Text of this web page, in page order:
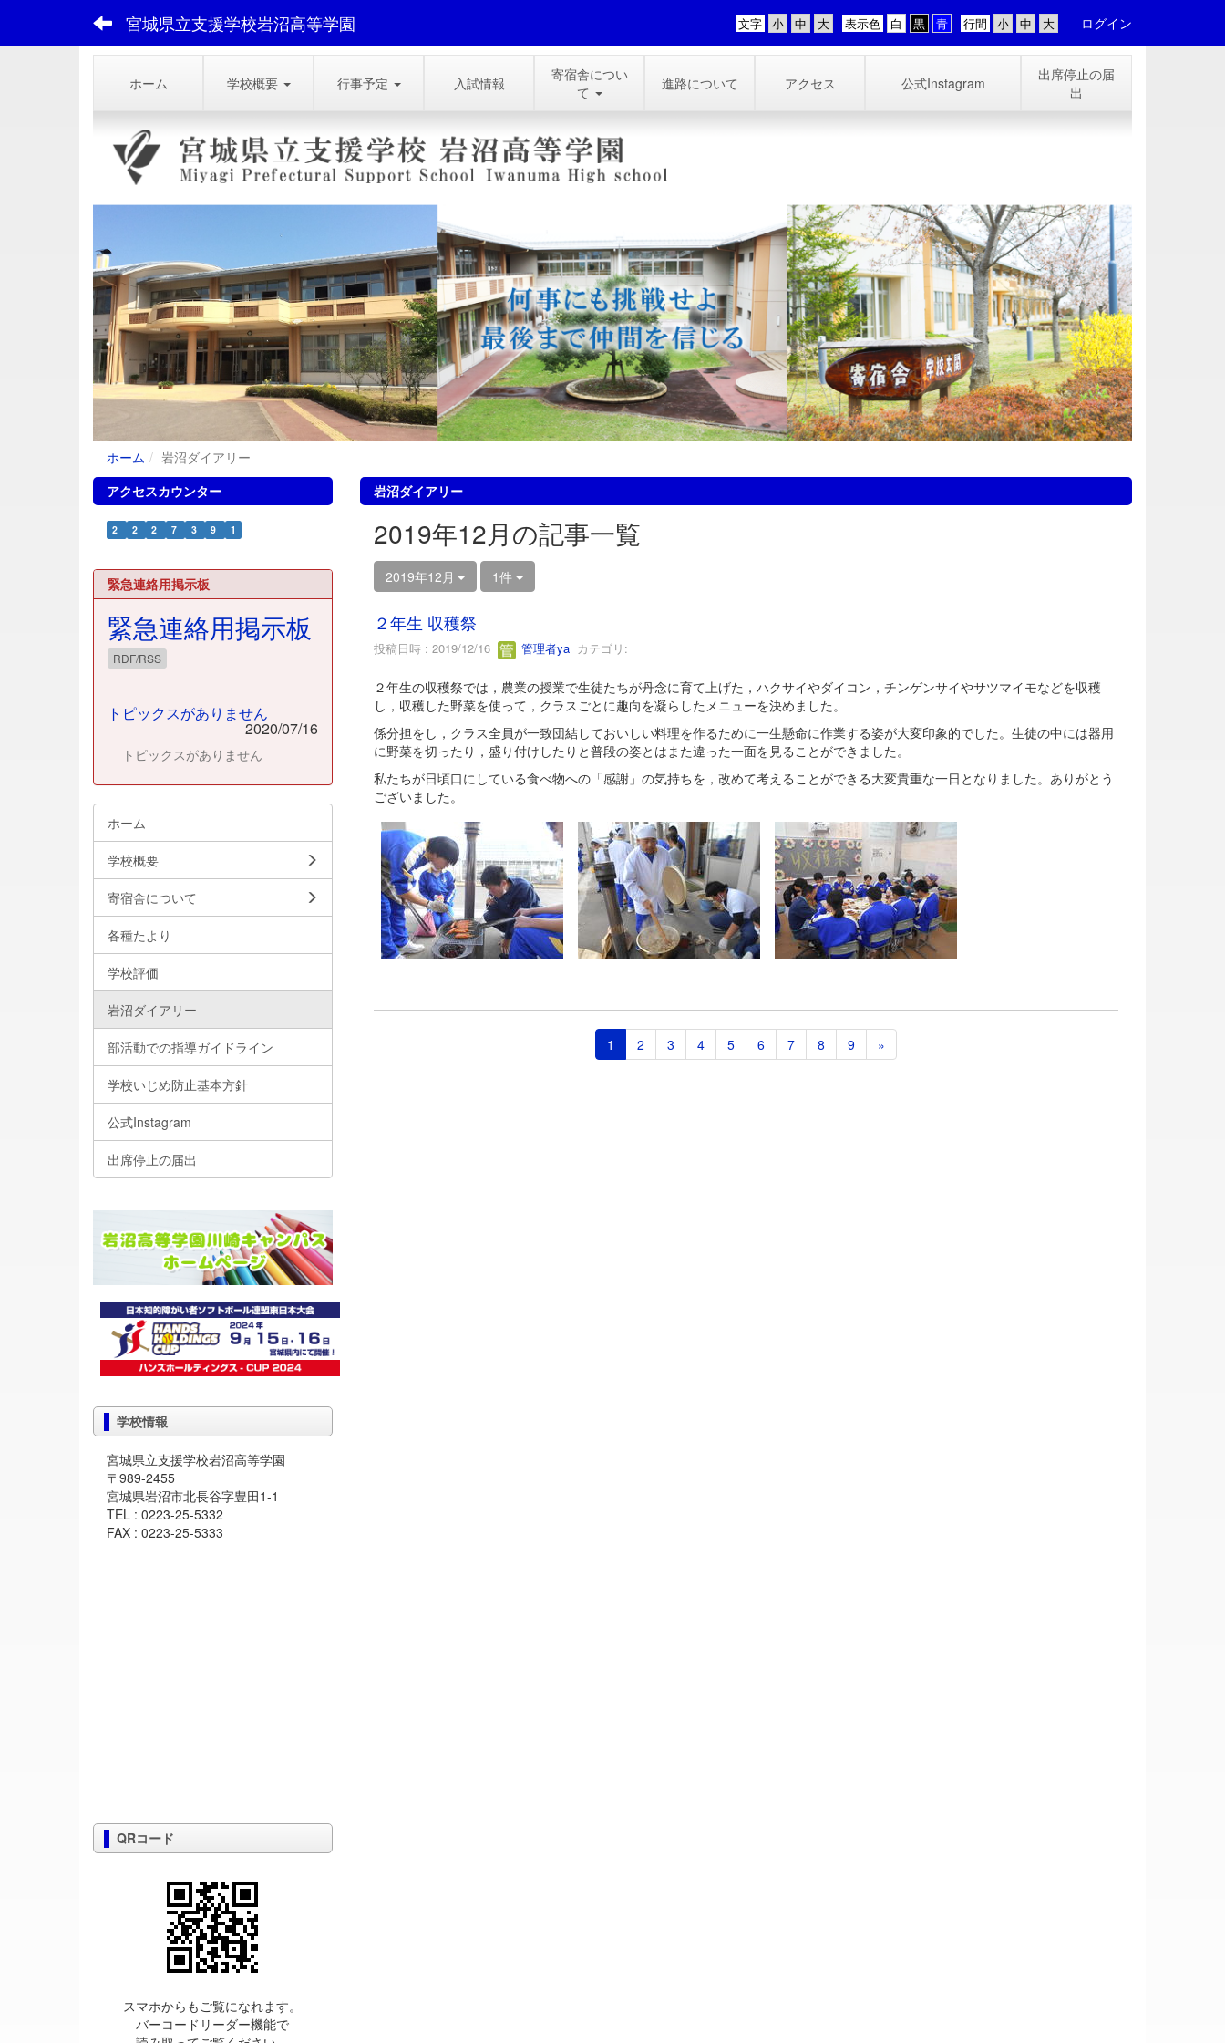
宮城県立支援学校岩沼高等学園 行間
表示色
文字 ログイン
ホーム 学校概要 行事予定 入試情報
寄宿舎につい
て
進路について アクセス 公式Instagram
出席停止の届
出
ホーム
岩沼ダイアリー
岩沼ダイアリー
2019年12月の記事一覧
2019年12月 1件
２年生 収穫祭
投稿日時 : 2019/12/16 管理者yaカテゴリ:
２年生の収穫祭では，農業の授業で生徒たちが丹念に育て上げた，ハクサイやダイコン，チンゲンサイやサツマイモなどを収穫
し，収穫した野菜を使って，クラスごとに趣向を凝らしたメニューを決めました。
係分担をし，クラス全員が一致団結しておいしい料理を作るために一生懸命に作業する姿が大変印象的でした。生徒の中には器用
に野菜を切ったり，盛り付けしたりと普段の姿とはまた違った一面を見ることができました。
私たちが日頃口にしている食べ物への「感謝」の気持ちを，改めて考えることができる大変貴重な一日となりました。ありがとう
ございました。
1 2 3 4 5 6 7 8 9 »
アクセスカウンター
2 2 2 7 3 9 1
緊急連絡用掲示板
緊急連絡用掲示板
RDF/RSS
トピックスがありません
2020/07/16
トピックスがありません
ホーム
学校概要
寄宿舎について
各種たより
学校評価
岩沼ダイアリー
部活動での指導ガイドライン
学校いじめ防止基本方針
公式Instagram
出席停止の届出
学校情報
宮城県立支援学校岩沼高等学園
〒989-2455
宮城県岩沼市北長谷字豊田1-1
TEL : 0223-25-5332
FAX : 0223-25-5333
QRコード
スマホからもご覧になれます。
バーコードリーダー機能で